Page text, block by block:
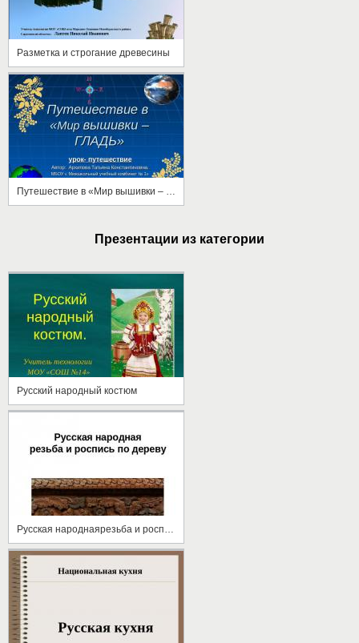
Разметка и строгание древесины
Презентации из категории
Русский народный костюм